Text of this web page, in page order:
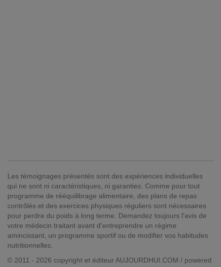
Les témoignages présentés sont des expériences individuelles
qui ne sont ni caractéristiques, ni garanties. Comme pour tout
programme de rééquilibrage alimentaire, des plans de repas
contrôlés et des exercices physiques réguliers sont nécessaires
pour perdre du poids à long terme. Demandez toujours l'avis de
votre médecin traitant avant d'entreprendre un régime
amincissant, un programme sportif ou de modifier vos habitudes
nutritionnelles.
© 2011 - 2026 copyright et éditeur AUJOURDHUI.COM / powered